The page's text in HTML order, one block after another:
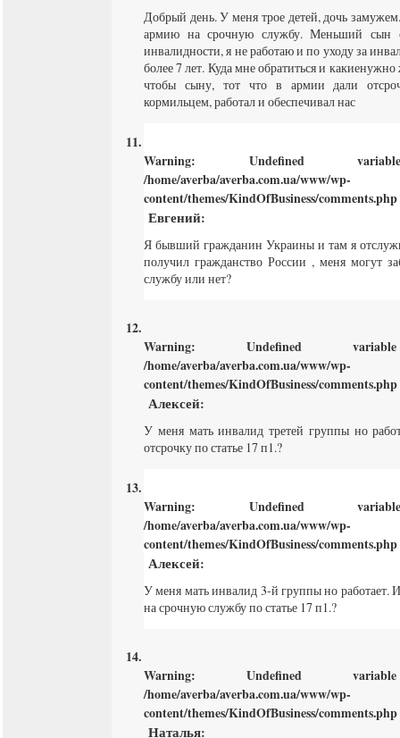
Добрый день. У меня трое детей, дочь
армию на срочную службу. Меньший сын
инвалидности, я не работаю и по уходу за
более 7 лет. Куда мне обратиться и
чтобы сыну, тот что в армии дали
кормильцем, работал и обеспечивал нас
Warning: Undefined
/home/averba/averba.com.ua/www/wp-
content/themes/KindOfBusiness/comments.php
Евгений:
Я бывший гражданин Украины и там я
получил гражданство России , меня могут
службу или нет?
Warning: Undefined
/home/averba/averba.com.ua/www/wp-
content/themes/KindOfBusiness/comments.php
Алексей:
У меня мать инвалид третей группы но
отсрочку по статье 17 п1.?
Warning: Undefined
/home/averba/averba.com.ua/www/wp-
content/themes/KindOfBusiness/comments.php
Алексей:
У меня мать инвалид 3-й группы но работает.
на срочную службу по статье 17 п1.?
Warning: Undefined
/home/averba/averba.com.ua/www/wp-
content/themes/KindOfBusiness/comments.php
Наталья: